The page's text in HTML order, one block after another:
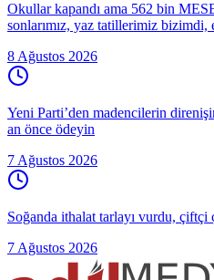
Okullar kapandı ama 562 bin
sonlarımız, yaz tatillerimiz bizimdi,
8 Ağustos 2026
Yeni Parti’den madencilerin
an önce ödeyin
7 Ağustos 2026
Soğanda ithalat tarlayı vurdu, çiftçi
7 Ağustos 2026